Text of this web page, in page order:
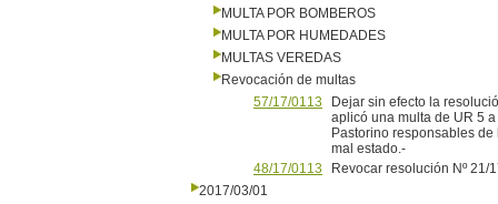
MULTA POR BOMBEROS
MULTA POR HUMEDADES
MULTAS VEREDAS
Revocación de multas
57/17/0113
Dejar sin efecto la
aplicó una multa de UR 5
Pastorino responsables
mal estado.-
48/17/0113
Revocar resolución Nº 21/
2017/03/01